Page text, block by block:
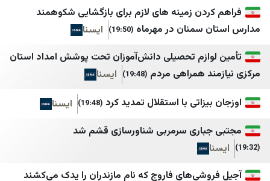
طيون
Roula Nasr
سالم زهران
Mona Succar Labaky
لبنان الكبير
النهار
سپاه قدس🇮🇷
سروش خبر
سنی آنلاین
شبستان
زمینه های لازم برای بازگشایی شکوهمند
سمنان در مهرماه (19:50)
ایسنا
تحصیلی دانش‌آموزان تحت پوشش امداد استان
همراهی مردم (19:48)
ایسنا
با استقلال تمدید کرد (19:48)
ایسنا
سرمربی شناورسازی قشم شد
فاروج که نام‌ مازندران را یدک می‌کشند